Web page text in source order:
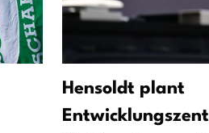
Hensoldt plant